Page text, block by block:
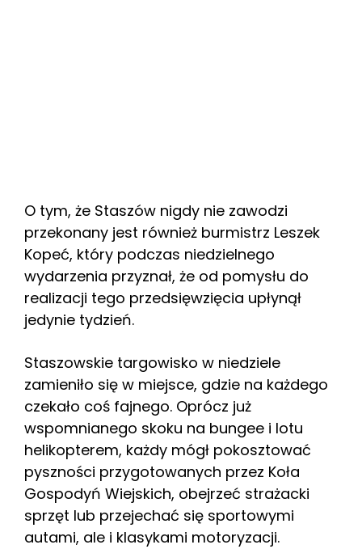
O tym, że Staszów nigdy nie zawodzi
przekonany jest również burmistrz Leszek
Kopeć, który podczas niedzielnego
wydarzenia przyznał, że od pomysłu do
realizacji tego przedsięwzięcia upłynął
jedynie tydzień.
Staszowskie targowisko w niedziele
zamieniło się w miejsce, gdzie na każdego
czekało coś fajnego. Oprócz już
wspomnianego skoku na bungee i lotu
helikopterem, każdy mógł pokosztować
pyszności przygotowanych przez Koła
Gospodyń Wiejskich, obejrzeć strażacki
sprzęt lub przejechać się sportowymi
autami, ale i klasykami motoryzacji.